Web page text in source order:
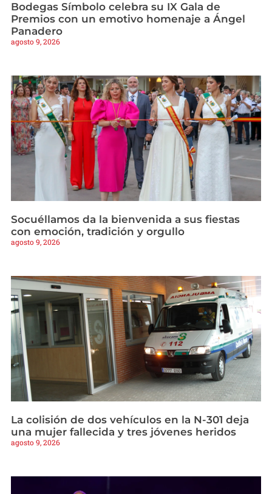
Bodegas Símbolo celebra su IX Gala de
Premios con un emotivo homenaje a Ángel
Panadero
agosto 9, 2026
Socuéllamos da la bienvenida a sus fiestas
con emoción, tradición y orgullo
agosto 9, 2026
La colisión de dos vehículos en la N-301 deja
una mujer fallecida y tres jóvenes heridos
agosto 9, 2026